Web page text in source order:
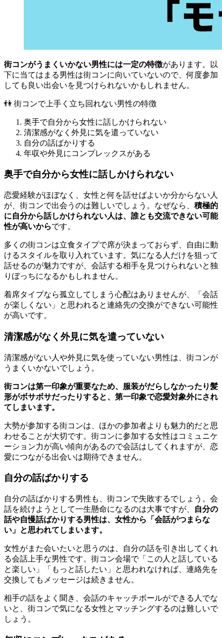
街コンがうまくいかない男性には一定の特徴があります。以
下に当てはまる男性は街コンに向いていないので、何度参加
しても良い出会いを見つけられないかもしれません。
👫 街コンで上手く立ち回れない男性の特徴
奥手で自分から女性に話しかけられない
清潔感がなく外見に気を遣っていない
自分の話ばかりする
年収や外見にコンプレックスがある
奥手で自分から女性に話しかけられない
恋愛経験がほぼなく、女性と何を話せばよいか分からない人
が、街コンで出会うのは難しいでしょう。なぜなら、 積極的
に自分から話しかけられない人は、誰とも交流できない可能
性が高いからです。
多くの街コンは立食タイプで席が決まっておらず、自由に動
けるスタイルを取り入れています。気になる人だけを狙って
話せるのが魅力ですが、会話する相手を見つけられないと独
りぼっちになるかもしれません。
着席タイプなら孤立してしまう心配はありませんが、「会話
が楽しくない」と思われると連絡先の交換ができない可能性
が高いです。
清潔感がなく外見に気を遣っていない
清潔感がない人や外見に気を使っていない男性は、街コンが
うまくいかないでしょう。
街コンは第一印象が重要なため、服装がだらしなかったり髪
形がボサボサだったりすると、第一印象で恋愛対象外にされ
てしまいます。
大勢が参加する街コンは、ほかの参加者よりも魅力的だと思
わせることが大切です。街コンに参加する女性はコミュニケ
ーション力が高い傾向があるので会話はしてくれますが、恋
愛につながる出会いは期待できません。
自分の話ばかりする
自分の話ばかりする男性も、街コンで失敗するでしょう。会
話を続けようとして一生懸命になるのは大事ですが、
自分の
話や自慢話ばかりする男性は、女性から「会話がつまらな
い」と思われてしまいます。
女性がまた会いたいと思うのは、自分の話を引き出してくれ
る会話上手な男性です。街コン会場で「この人と話している
と楽しい」「もっと話したい」と思われなければ、連絡先を
交換してもメッセージは続きません。
相手の話をよく聞き、会話のキャッチボールができる人でな
いと、街コンで気になる女性とマッチングするのは難しいで
しょう。